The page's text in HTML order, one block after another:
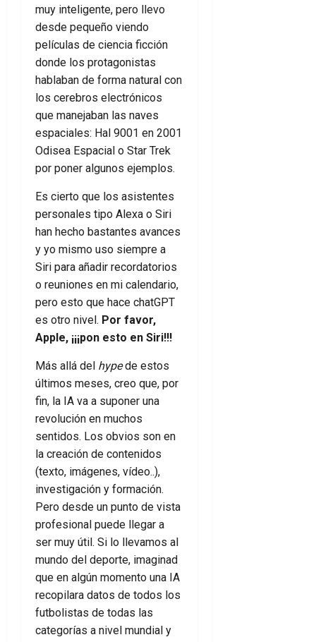
muy inteligente, pero llevo
desde pequeño viendo
películas de ciencia ficción
donde los protagonistas
hablaban de forma natural con
los cerebros electrónicos
que manejaban las naves
espaciales: Hal 9001 en 2001
Odisea Espacial o Star Trek
por poner algunos ejemplos.
Es cierto que los asistentes
personales tipo Alexa o Siri
han hecho bastantes avances
y yo mismo uso siempre a
Siri para añadir recordatorios
o reuniones en mi calendario,
pero esto que hace chatGPT
es otro nivel. Por favor,
Apple, ¡¡¡pon esto en Siri!!!
Más allá del hypede estos
últimos meses, creo que, por
fin, la IA va a suponer una
revolución en muchos
sentidos. Los obvios son en
la creación de contenidos
(texto, imágenes, vídeo..),
investigación y formación.
Pero desde un punto de vista
profesional puede llegar a
ser muy útil. Si lo llevamos al
mundo del deporte, imaginad
que en algún momento una IA
recopilara datos de todos los
futbolistas de todas las
categorías a nivel mundial y